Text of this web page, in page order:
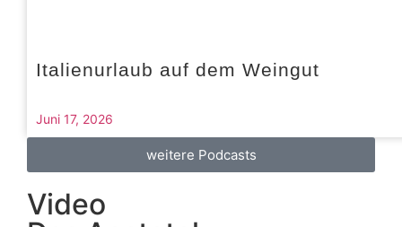
Italienurlaub auf dem Weingut
Juni 17, 2026
weitere Podcasts
Video